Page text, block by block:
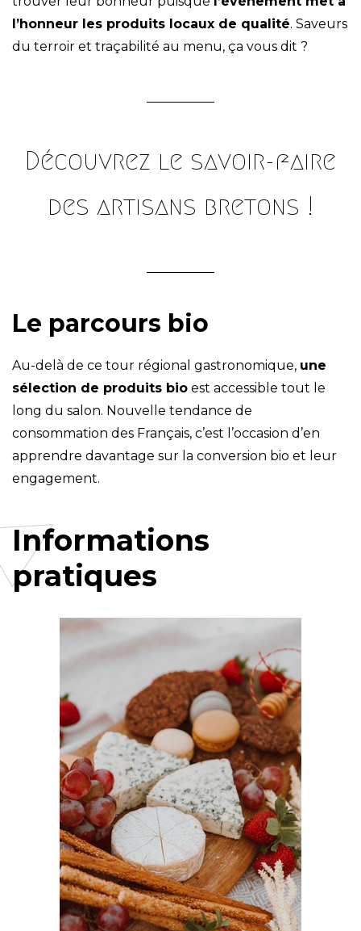
l’honneur les produits locaux de qualité. Saveurs
du terroir et traçabilité au menu, ça vous dit ?
Découvrez le savoir-faire
des artisans bretons !
Le parcours bio
Au-delà de ce tour régional gastronomique, une
sélection de produits bio est accessible tout le
long du salon. Nouvelle tendance de
consommation des Français, c’est l’occasion d’en
apprendre davantage sur la conversion bio et leur
engagement.
Informations
pratiques